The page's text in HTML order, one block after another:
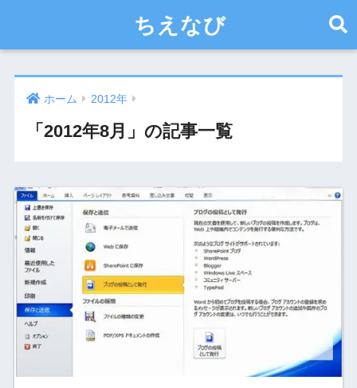
ちえなび
ホーム 2012年
「2012年8月」の記事一覧